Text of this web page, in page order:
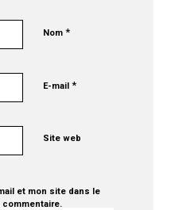
Nom*
E-mail*
Site web
et mon site dans le
commentaire.